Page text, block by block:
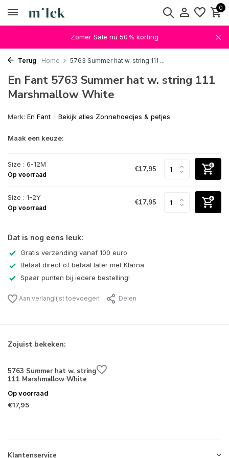
0
Zomer Sale nú 50% korting
Terug Home 5763 Summer hat w. string 111 ...
En Fant 5763 Summer hat w. string 111
Marshmallow White
Merk: En Fant Bekijk alles Zonnehoedjes & petjes
Maak een keuze:
Size : 6-12M
Op voorraad
€17,95
Size : 1-2Y
Op voorraad
€17,95
Dat is nog eens leuk:
Gratis verzending vanaf 100 euro
Betaal direct of betaal later met Klarna
Spaar punten bij iedere bestelling!
Aan verlanglijst toevoegen Delen
Zojuist bekeken:
5763 Summer hat w. string
111 Marshmallow White
Op voorraad
€17,95
Klantenservice